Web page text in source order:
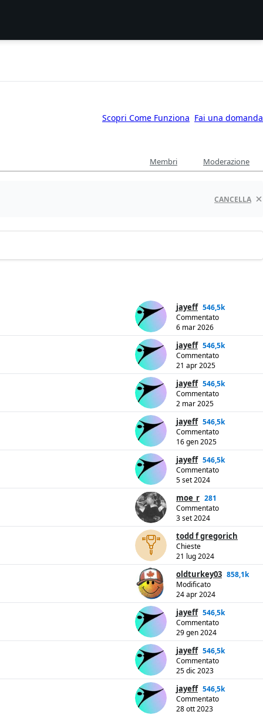
Scopri Come Funziona Fai una domanda
Membri Moderazione
CANCELLA
jayeff 546,5k
Commentato
6 mar 2026
jayeff 546,5k
Commentato
21 apr 2025
jayeff 546,5k
Commentato
2 mar 2025
jayeff 546,5k
Commentato
16 gen 2025
jayeff 546,5k
Commentato
5 set 2024
moe_r 281
Commentato
3 set 2024
todd f gregorich
Chieste
21 lug 2024
oldturkey03 858,1k
Modificato
24 apr 2024
jayeff 546,5k
Commentato
29 gen 2024
jayeff 546,5k
Commentato
25 dic 2023
jayeff 546,5k
Commentato
28 ott 2023